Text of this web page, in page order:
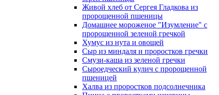
Живой хлеб от Сергея Гладкова из
пророщенной пшеницы
Домашнее мороженое "Изумление" с
пророщенной зеленой гречкой
Хумус из нута и овощей
Сыр из миндаля и проростков гречки
Смузи-каша из зеленой гречки
Сыроедческий кулич с пророщенной
пшеницей
Халва из проростков подсолнечника